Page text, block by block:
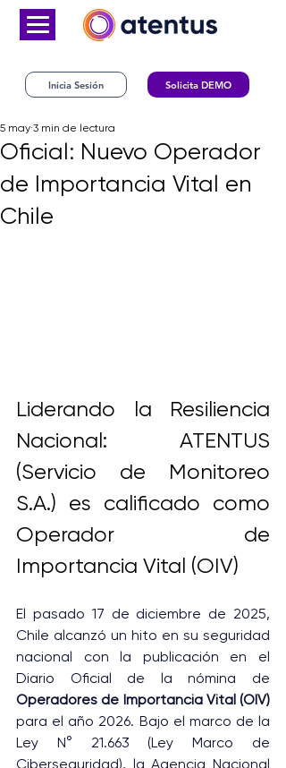
Solicita DEMO
Inicia Sesión
Oficial: Nuevo Operador
de Importancia Vital en
Chile
5 may 3 min de lectura
Liderando la Resiliencia
Nacional: ATENTUS
(Servicio de Monitoreo
S.A.) es calificado como
Operador de
Importancia Vital (OIV)
El pasado 17 de diciembre de 2025,
Chile alcanzó un hito en su seguridad
nacional con la publicación en el
Operadores de Importancia Vital (OIV)
para el año 2026. Bajo el marco de la
Ley N° 21.663 (Ley Marco de